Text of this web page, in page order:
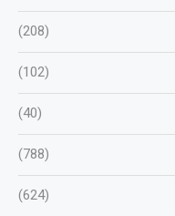
(208)
(102)
(40)
(788)
(624)